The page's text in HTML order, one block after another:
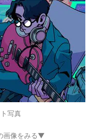
写真
画像をみる▼